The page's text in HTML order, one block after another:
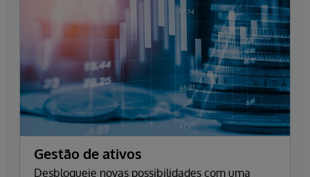
Gestão de ativos
Desbloqueie novas possibilidades com uma